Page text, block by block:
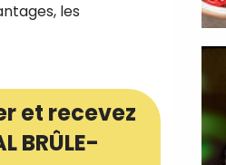
les
et recevez
BRÛLE-